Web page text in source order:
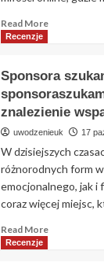
Read MoreRead
Faceta
–
Nowatorski
Portal
Randkowy,
Który
Odwraca
Role
Recenzje
Sponsora
znalezienie
uwodzenieuk 17
W dzisiejszych
różnorodnych form
emocjonalnego, jak i
coraz więcej miejsc,
Read MoreRead
Recenzje